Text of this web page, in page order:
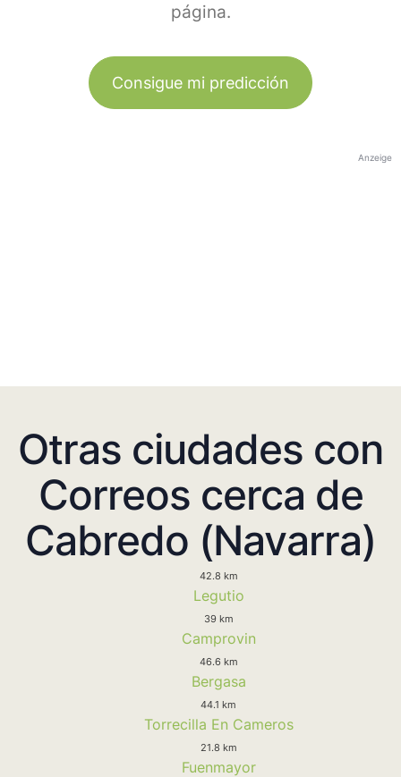
página.
Consigue mi predicción
Anzeige
Otras ciudades con
Correos cerca de
Cabredo (Navarra)
42.8 km
Legutio
39 km
Camprovin
46.6 km
Bergasa
44.1 km
Torrecilla En Cameros
21.8 km
Fuenmayor